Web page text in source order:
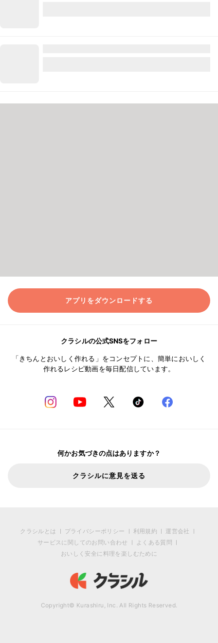
アプリをダウンロードする
クラシルの公式SNSをフォロー
「きちんとおいしく作れる」をコンセプトに、簡単においしく
作れるレシピ動画を毎日配信しています。
何かお気づきの点はありますか？
クラシルに意見を送る
クラシルとは プライバシーポリシー 利用規約
運営会社
サービスに関してのお問い合わせ
よくある質問
おいしく安全に料理を楽しむために
Copyright© Kurashiru, Inc. All Rights Reserved.